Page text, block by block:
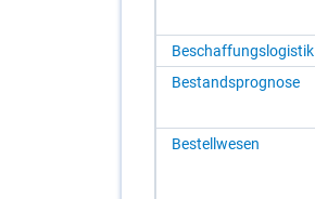
Beschaffungslogistik
Bestandsprognose
Bestellwesen